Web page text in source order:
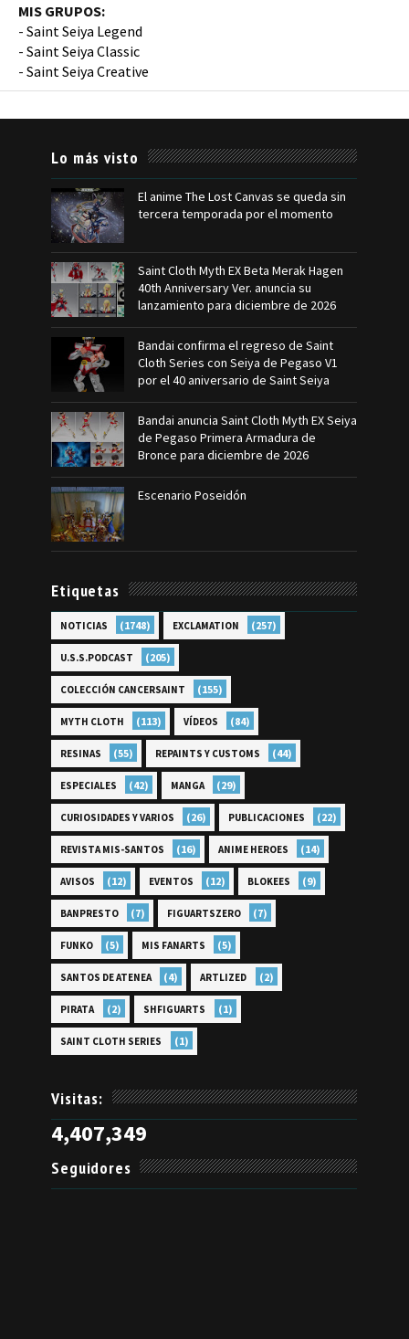
MIS GRUPOS:
- Saint Seiya Legend
- Saint Seiya Classic
- Saint Seiya Creative
Lo más visto
El anime The Lost Canvas se queda sin
tercera temporada por el momento
Saint Cloth Myth EX Beta Merak Hagen
40th Anniversary Ver. anuncia su
lanzamiento para diciembre de 2026
Bandai confirma el regreso de Saint
Cloth Series con Seiya de Pegaso V1
por el 40 aniversario de Saint Seiya
Bandai anuncia Saint Cloth Myth EX Seiya
de Pegaso Primera Armadura de
Bronce para diciembre de 2026
Escenario Poseidón
Etiquetas
NOTICIAS (1748) EXCLAMATION (257)
U.S.S.PODCAST (205)
COLECCIÓN CANCERSAINT (155)
MYTH CLOTH (113) VÍDEOS (84)
RESINAS (55) REPAINTS Y CUSTOMS (44)
ESPECIALES (42) MANGA (29)
CURIOSIDADES Y VARIOS (26) PUBLICACIONES (22)
REVISTA MIS-SANTOS (16) ANIME HEROES (14)
AVISOS (12) EVENTOS (12) BLOKEES (9)
BANPRESTO (7) FIGUARTSZERO (7)
FUNKO (5) MIS FANARTS (5)
SANTOS DE ATENEA (4) ARTLIZED (2)
PIRATA (2) SHFIGUARTS (1)
SAINT CLOTH SERIES (1)
Visitas:
4,407,349
Seguidores